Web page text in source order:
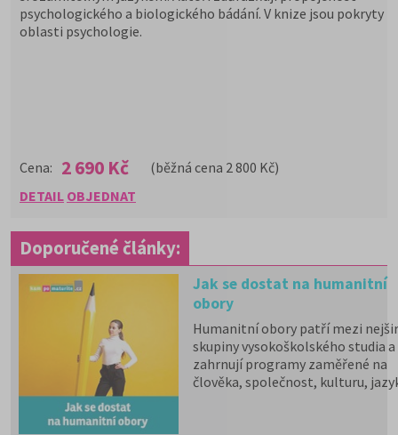
psychologického a biologického bádání. V knize jsou pokryty
oblasti psychologie.
Cena: 2 690 Kč
(běžná cena 2 800 Kč)
DETAIL OBJEDNAT
Doporučené články:
Jak se dostat na humanitní
obory
Humanitní obory patří mezi
skupiny vysokoškolského studia a
zahrnují programy zaměřené na
člověka, společnost, kulturu,